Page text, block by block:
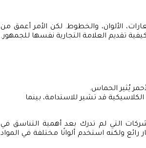
الألوان، والخطوط. لكن الأمر أعمق من
تقديم العلامة التجارية نفسها للجمهور.
يُثير الحماس.
قد تشير للاستدامة، بينما
التي لم تدرك بعد أهمية التناسق في
ولكنه استخدم ألوانًا مختلفة في المواد